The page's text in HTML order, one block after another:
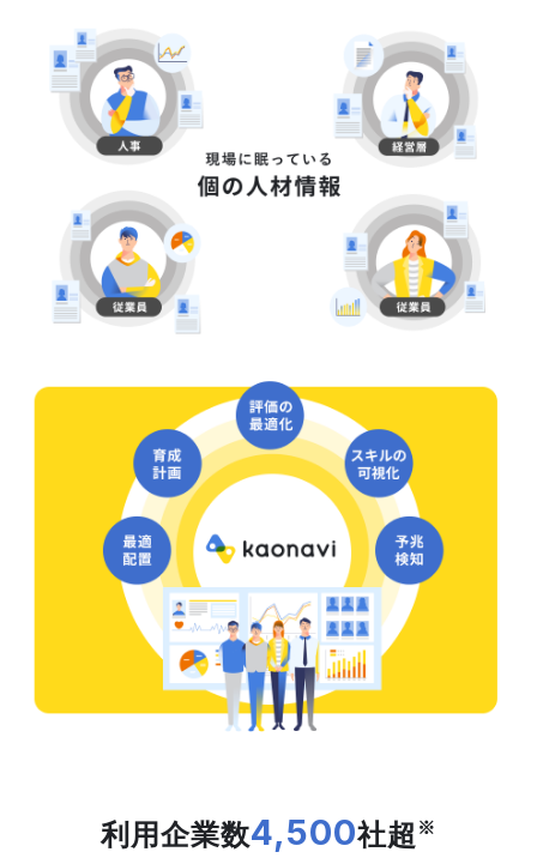
利用企業数4,500社超 ※